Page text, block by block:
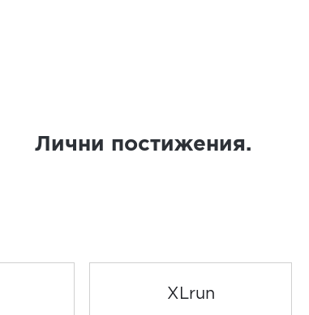
Лични постижения.
XLrun